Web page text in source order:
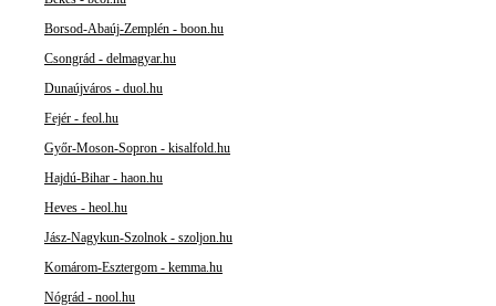
Borsod-Abaúj-Zemplén - boon.hu
Csongrád - delmagyar.hu
Dunaújváros - duol.hu
Fejér - feol.hu
Győr-Moson-Sopron - kisalfold.hu
Hajdú-Bihar - haon.hu
Heves - heol.hu
Jász-Nagykun-Szolnok - szoljon.hu
Komárom-Esztergom - kemma.hu
Nógrád - nool.hu